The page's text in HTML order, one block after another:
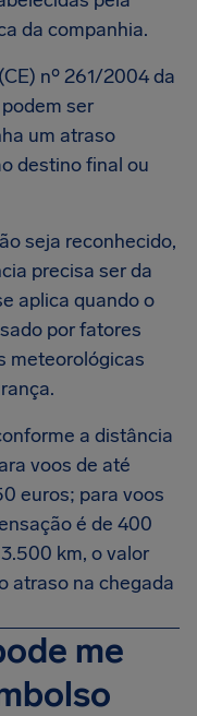
da companhia.
nº 261/2004 da
ser
um atraso
destino final ou
seja reconhecido,
precisa ser da
aplica quando o
por fatores
meteorológicas
a distância
voos de até
euros; para voos
é de 400
km, o valor
atraso na chegada
me